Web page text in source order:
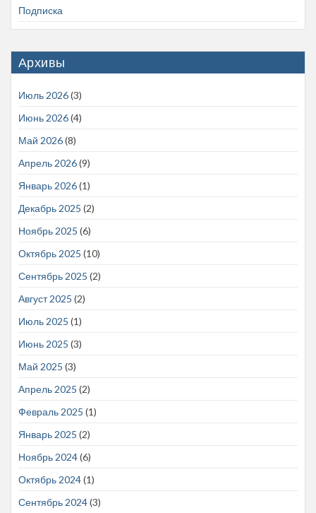
Подписка
Архивы
Июль 2026(3)
Июнь 2026(4)
Май 2026(8)
Апрель 2026(9)
Январь 2026(1)
Декабрь 2025 (2)
Ноябрь 2025 (6)
Октябрь 2025 (10)
Сентябрь 2025 (2)
Август 2025 (2)
Июль 2025 (1)
Июнь 2025 (3)
Май 2025 (3)
Апрель 2025 (2)
Февраль 2025 (1)
Январь 2025 (2)
Ноябрь 2024(6)
Октябрь 2024(1)
Сентябрь 2024(3)